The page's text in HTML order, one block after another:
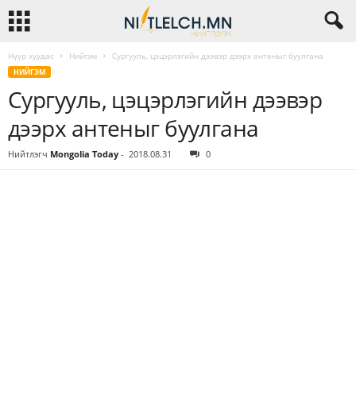
Нүүр хуудас Нийгэм Сургууль, цэцэрлэгийн дээвэр дээрх антеныг буулгана
НИЙГЭМ
Сургууль, цэцэрлэгийн дээвэр
дээрх антеныг буулгана
Нийтлэгч Mongolia Today - 2018.08.31 0